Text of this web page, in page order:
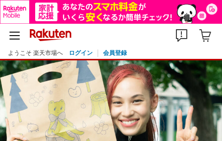
ようこそ 楽天市場へ ログイン 会員登録